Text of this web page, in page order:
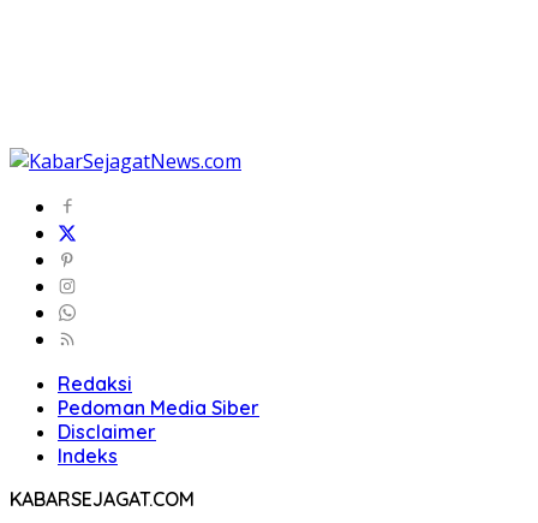
Redaksi
Pedoman Media Siber
Disclaimer
Indeks
KABARSEJAGAT.COM